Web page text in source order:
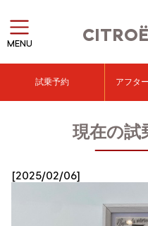
MENU
試乗予約 アフタ
現在の試
[2025/02/06]